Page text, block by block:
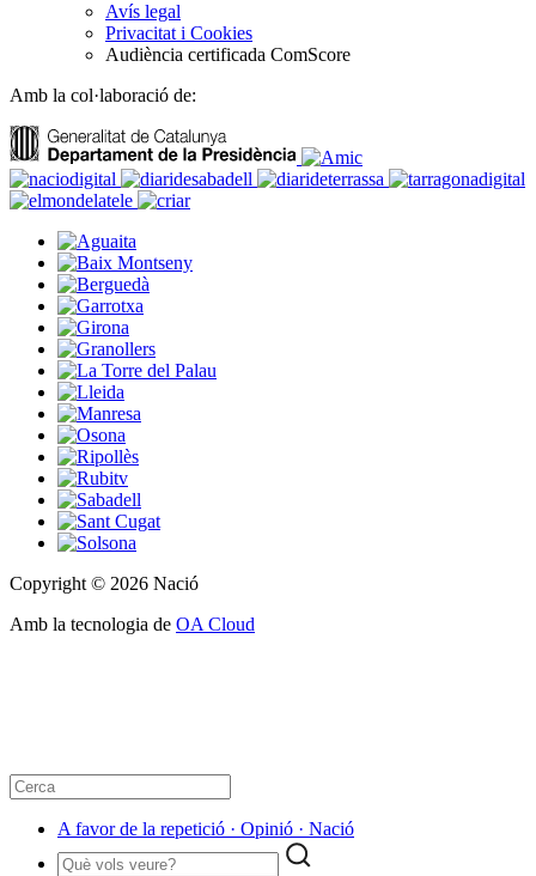
Avís legal
Privacitat i Cookies
Audiència certificada ComScore
Amb la col·laboració de:
Copyright © 2026 Nació
Amb la tecnologia de OA Cloud
A favor de la repetició · Opinió · Nació